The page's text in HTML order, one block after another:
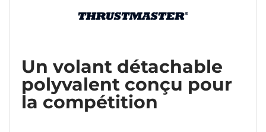
Un volant détachable
polyvalent conçu pour
la compétition